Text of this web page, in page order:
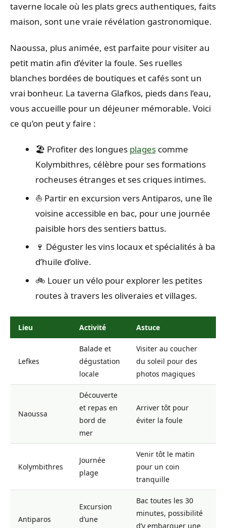
taverne locale où les plats grecs authentiques, faits
maison, sont une vraie révélation gastronomique.
Naoussa, plus animée, est parfaite pour visiter au
petit matin afin d’éviter la foule. Ses ruelles
blanches bordées de boutiques et cafés sont un
vrai bonheur. La taverna Glafkos, pieds dans l’eau,
vous accueille pour un déjeuner mémorable. Voici
ce qu’on peut y faire :
🏖️ Profiter des longues plagescomme
Kolymbithres, célèbre pour ses formations
rocheuses étranges et ses criques intimes.
⛵ Partir en excursion vers Antiparos, une île
voisine accessible en bac, pour une journée
paisible hors des sentiers battus.
🍷 Déguster les vins locaux et spécialités à base
d’huile d’olive.
🚲 Louer un vélo pour explorer les petites
routes à travers les oliveraies et villages.
Lieu Activité Astuce
Lefkes
Balade et
dégustation
locale
Visiter au coucher
du soleil pour des
photos magiques
Naoussa
Découverte
et repas en
bord de
mer
Arriver tôt pour
éviter la foule
Kolymbithres
Journée
plage
Venir tôt le matin
pour un coin
tranquille
Antiparos
Excursion
d’une
Bac toutes les 30
minutes, possibilité
d’y embarquer une